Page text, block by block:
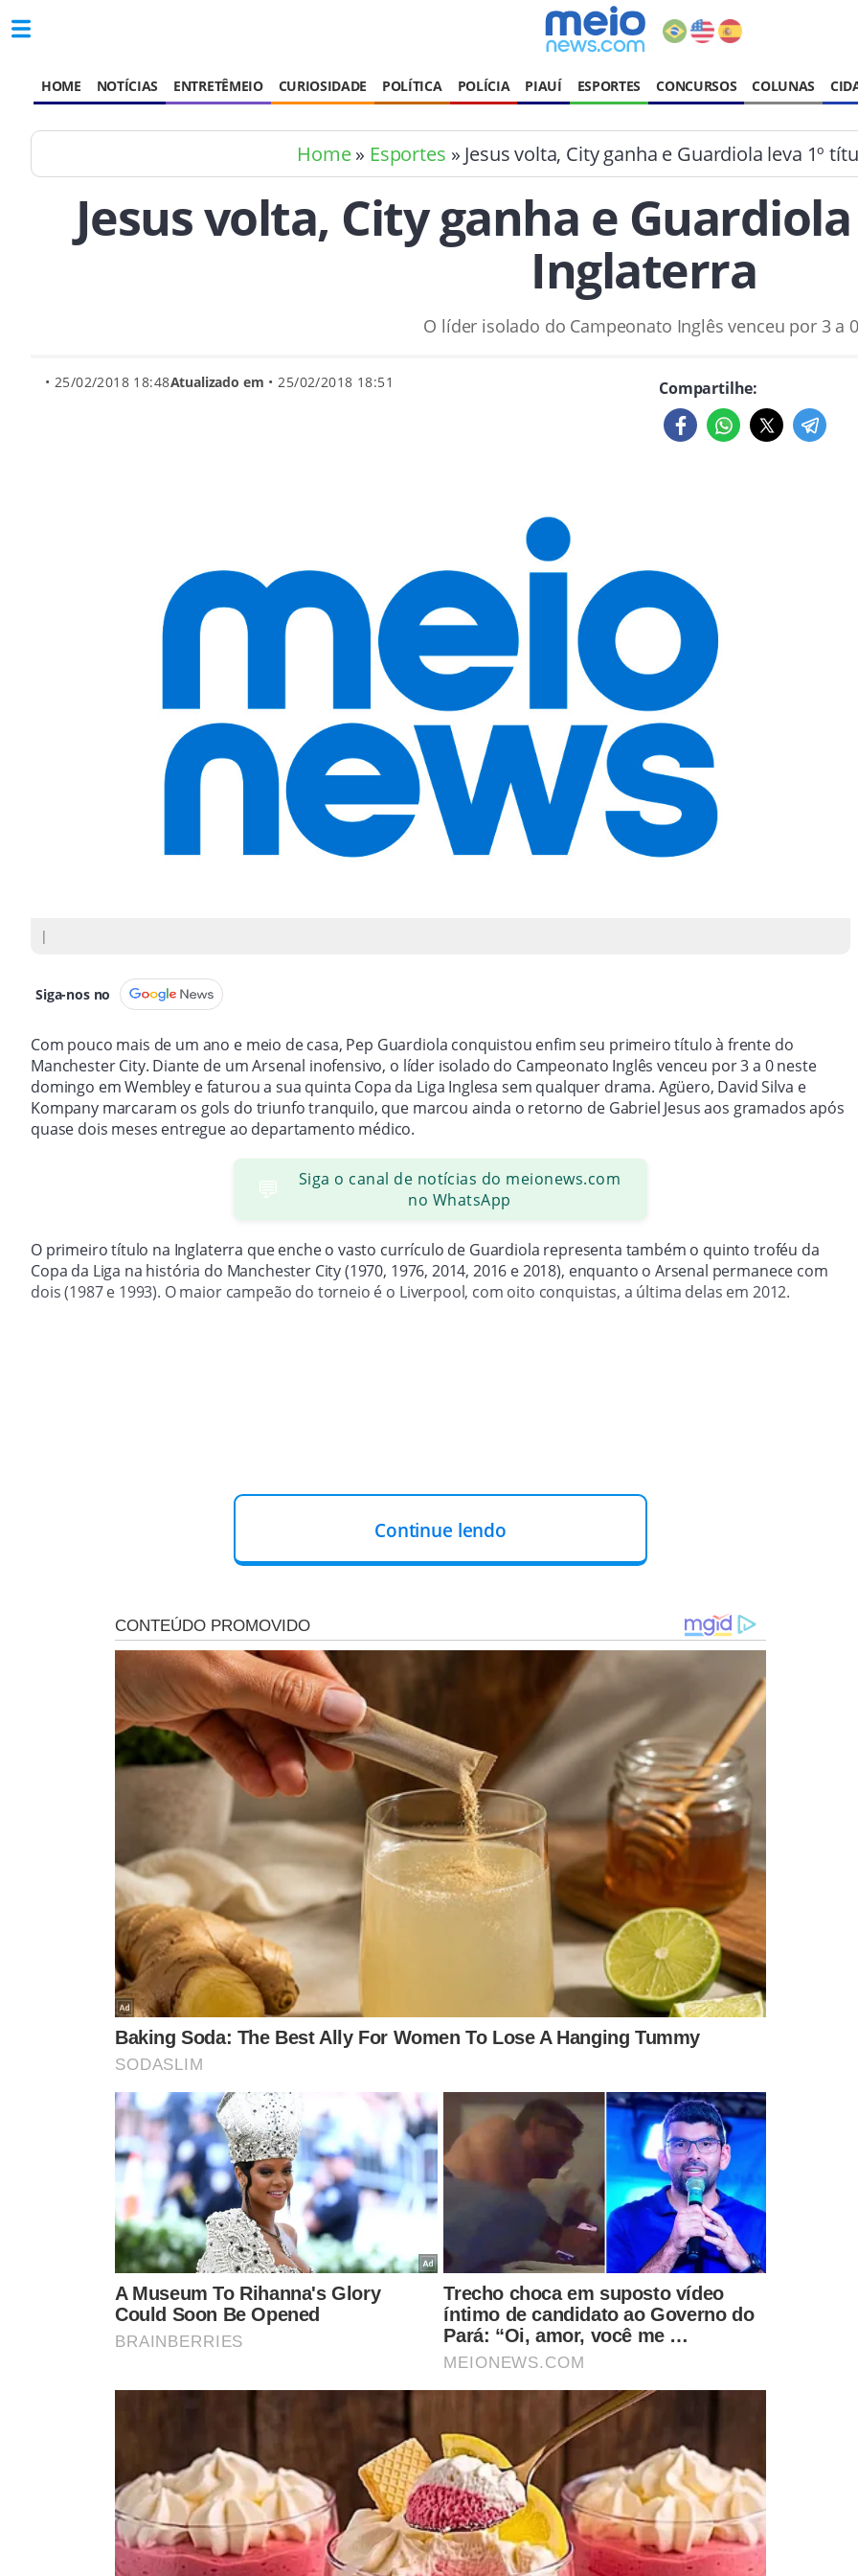
HOME NOTÍCIAS ENTRETÊMEIO CURIOSIDADE POLÍTICA POLÍCIA PIAUÍ ESPORTES CONCURSOS COLUNAS
Home» Esportes » Jesus volta, City ganha e Guardiola leva 1º
Jesus volta, City ganha e
Inglaterra
O líder isolado do Campeonato Inglês venceu por 3 a
• 25/02/2018 18:48Atualizado em • 25/02/2018 18:51 Compartilhe:
|
Siga-nos no
Com pouco mais de um ano e meio de casa, Pep Guardiola conquistou enfim seu primeiro título à frente do
Manchester City. Diante de um Arsenal inofensivo, o líder isolado do Campeonato Inglês venceu por 3 a 0 neste
domingo em Wembley e faturou a sua quinta Copa da Liga Inglesa sem qualquer drama. Agüero, David Silva e
Kompany marcaram os gols do triunfo tranquilo, que marcou ainda o retorno de Gabriel Jesus aos gramados após
quase dois meses entregue ao departamento médico.
💬
Siga o canal de notícias do meionews.com
no WhatsApp
O primeiro título na Inglaterra que enche o vasto currículo de Guardiola representa também o quinto troféu da
Copa da Liga na história do Manchester City (1970, 1976, 2014, 2016 e 2018), enquanto o Arsenal permanece com
dois (1987 e 1993). O maior campeão do torneio é o Liverpool, com oito conquistas, a última delas em 2012.
tirou de meta, Agüero ganhou no corpo de Mustafi e deu um toque por cobertura para abrir o placar (em detalhe,
na foto). O domínio foi ainda maior na etapa final e, aos 12, Kompany desviou chute de Gundogan para ampliar.
Seis minutos depois David Silva recebeu grande bola de Danilo e fechou a conta. Do outro lado, Bravo só teve
trabalho uma vez no jogo, em chute de Aubameyang logo no início da partida.
Gabriel Jesus estreou em 2018 ao entrar no lugar de Sané aos 31 da segunda etapa. O brasileiro sofreu uma lesão
no joelho em duelo contra o Crystal Palace no dia 31 de dezembro e passou os dois últimos meses entregues ao
departamento do City. Nos 18 minutos em que esteve em campo neste domingo, encontrou um time relaxado com
a vantagem e pouco fez. Chamou mais a atenção por uma troca de empurrões com Wilshere do que pelo futebol
Fernandinho, em contrapartida, saiu de campo mancando aos seis minutos da etapa final com a mão na coxa
esquerda. Desde já, o volante passa a virar preocupação tanto para Guardiola quanto para Tite, que divulgará na
próxima sexta-feira a última convocação antes da lista final para a Copa do Mundo, para os amistosos contra
Rússia e Alemanha, em março.
Continue lendo